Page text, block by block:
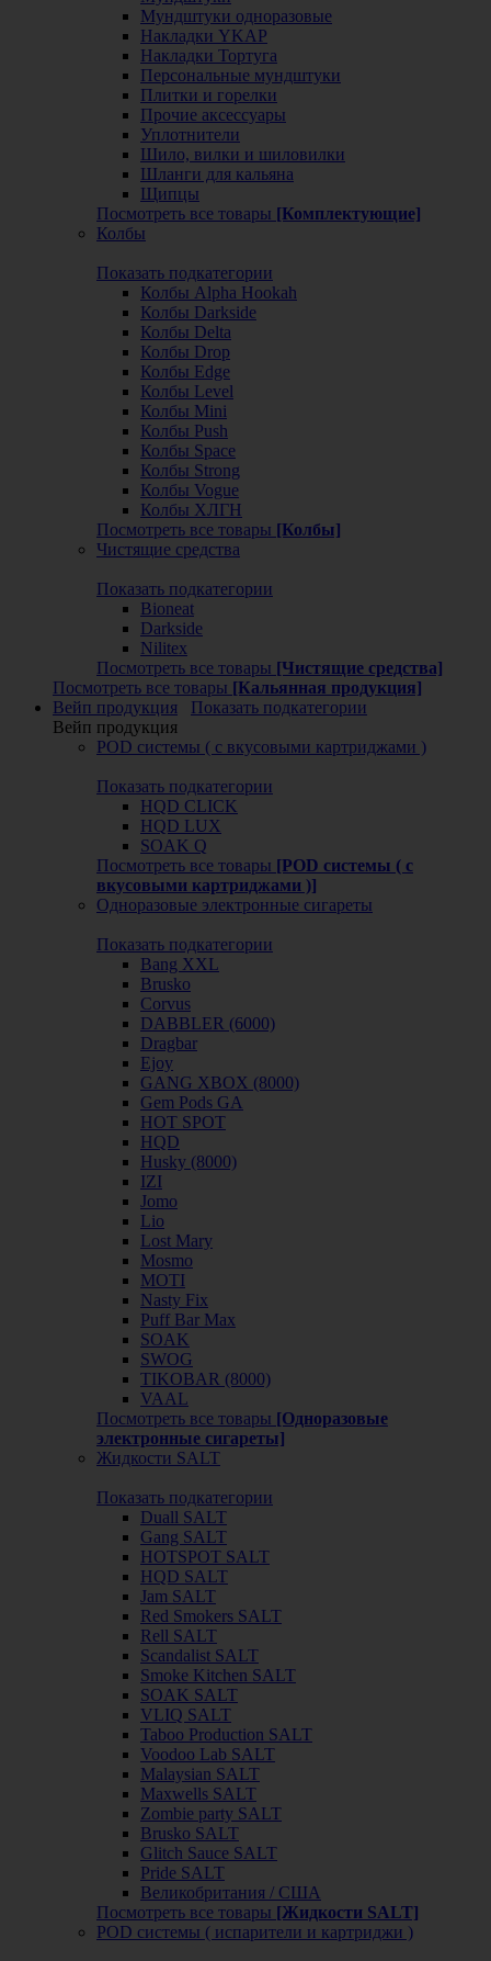
Мундштуки одноразовые
Накладки YKAP
Накладки Тортуга
Персональные мундштуки
Плитки и горелки
Прочие аксессуары
Уплотнители
Шило, вилки и шиловилки
Шланги для кальяна
Щипцы
Посмотреть все товары [Комплектующие]
Колбы
Показать подкатегории
Колбы Alpha Hookah
Колбы Darkside
Колбы Delta
Колбы Drop
Колбы Edge
Колбы Level
Колбы Mini
Колбы Push
Колбы Space
Колбы Strong
Колбы Vogue
Колбы ХЛГН
Посмотреть все товары [Колбы]
Чистящие средства
Показать подкатегории
Bioneat
Darkside
Nilitex
Посмотреть все товары [Чистящие средства]
Посмотреть все товары [Кальянная продукция]
Вейп продукция
Показать подкатегории
Вейп продукция
POD системы ( с вкусовыми картриджами )
Показать подкатегории
HQD CLICK
HQD LUX
SOAK Q
Посмотреть все товары [POD системы ( с
вкусовыми картриджами )]
Одноразовые электронные сигареты
Показать подкатегории
Bang XXL
Brusko
Corvus
DABBLER (6000)
Dragbar
Ejoy
GANG XBOX (8000)
Gem Pods GA
HOT SPOT
HQD
Husky (8000)
IZI
Jomo
Lio
Lost Mary
Mosmo
MOTI
Nasty Fix
Puff Bar Max
SOAK
SWOG
TIKOBAR (8000)
VAAL
Посмотреть все товары [Одноразовые
электронные сигареты]
Жидкости SALT
Показать подкатегории
Duall SALT
Gang SALT
HOTSPOT SALT
HQD SALT
Jam SALT
Red Smokers SALT
Rell SALT
Scandalist SALT
Smoke Kitchen SALT
SOAK SALT
VLIQ SALT
Taboo Production SALT
Voodoo Lab SALT
Malaysian SALT
Maxwells SALT
Zombie party SALT
Brusko SALT
Glitch Sauce SALT
Pride SALT
Великобритания / США
Посмотреть все товары [Жидкости SALT]
POD системы ( испарители и картриджи )